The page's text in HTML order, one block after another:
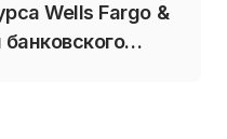
Wells Fargo &